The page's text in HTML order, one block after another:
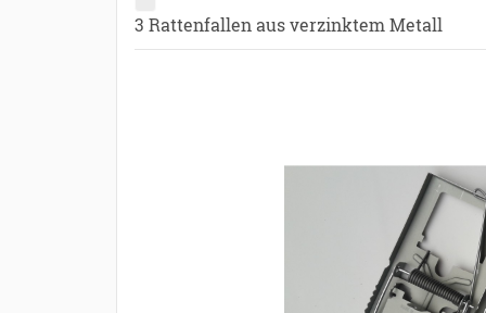
3 Rattenfallen aus verzinktem Metall